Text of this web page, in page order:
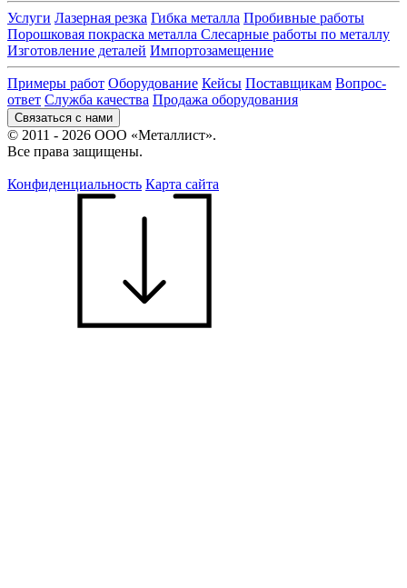
Услуги Лазерная резка Гибка металла Пробивные работы
Порошковая покраска металла Слесарные работы по металлу
Изготовление деталей Импортозамещение
Примеры работ Оборудование Кейсы Поставщикам Вопрос-
ответ Служба качества Продажа оборудования
Связаться с нами
© 2011 - 2026 ООО «Металлист».
Все права защищены.
Конфиденциальность Карта сайта